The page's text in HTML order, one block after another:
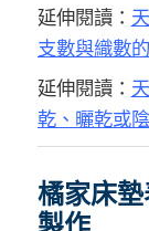
延伸閱讀：
支數與織數
延伸閱讀：
乾、曬乾或
橘家床